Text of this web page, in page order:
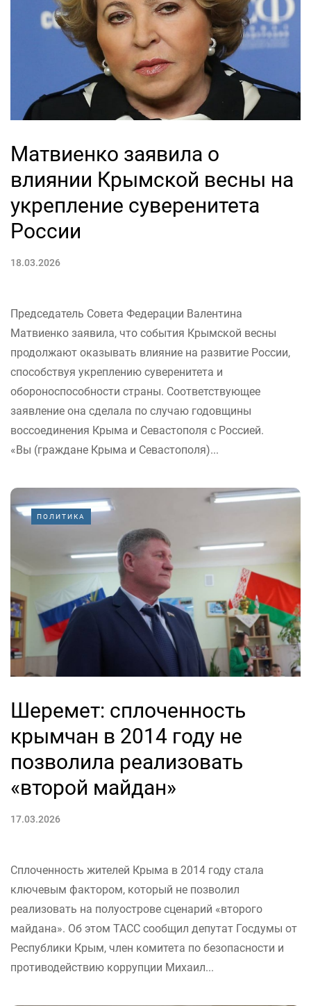
Матвиенко заявила о
влиянии Крымской весны на
укрепление суверенитета
России
18.03.2026
Председатель Совета Федерации Валентина
Матвиенко заявила, что события Крымской весны
продолжают оказывать влияние на развитие России,
способствуя укреплению суверенитета и
обороноспособности страны. Соответствующее
заявление она сделала по случаю годовщины
воссоединения Крыма и Севастополя с Россией.
«Вы (граждане Крыма и Севастополя)...
ПОЛИТИКА
Шеремет: сплоченность
крымчан в 2014 году не
позволила реализовать
«второй майдан»
17.03.2026
Сплоченность жителей Крыма в 2014 году стала
ключевым фактором, который не позволил
реализовать на полуострове сценарий «второго
майдана». Об этом ТАСС сообщил депутат Госдумы от
Республики Крым, член комитета по безопасности и
противодействию коррупции Михаил...